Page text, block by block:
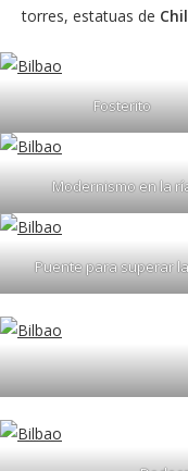
torres, estatuas de
Fosterito
Modernismo en la
Puente para superar